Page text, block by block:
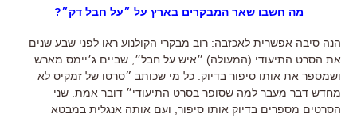
מה חשבו שאר המבקרים בארץ על ״על חבל דק״?
הנה סיבה אפשרית לאכזבה: רוב מבקרי הקולנוע ראו לפני שבע שנים
את הסרט התיעודי (המעולה) ״איש על חבל״, שביים ג׳יימס מארש
ושמספר את אותו סיפור בדיוק. כל מי שכותב ״סרטו של זמקיס לא
מחדש דבר מעבר למה שסופר בסרט התיעודי״ דובר אמת. שני
הסרטים מספרים בדיוק אותו סיפור, ועם אותה אנגלית במבטא